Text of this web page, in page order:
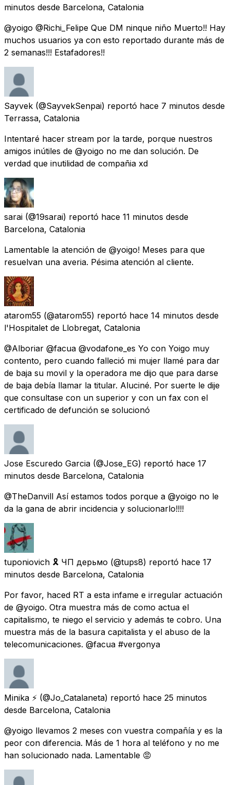
minutos desde Barcelona, Catalonia
@yoigo @Richi_Felipe Que DM ninque niño Muerto!! Hay
muchos usuarios ya con esto reportado durante más de
2 semanas!!! Estafadores!!
Sayvek (@SayvekSenpai) reportó hace 7 minutos desde
Terrassa, Catalonia
Intentaré hacer stream por la tarde, porque nuestros
amigos inútiles de @yoigo no me dan solución. De
verdad que inutilidad de compañia xd
sarai (@19sarai) reportó hace 11 minutos desde
Barcelona, Catalonia
Lamentable la atención de @yoigo! Meses para que
resuelvan una averia. Pésima atención al cliente.
atarom55 (@atarom55) reportó hace 14 minutos desde
l'Hospitalet de Llobregat, Catalonia
@Alboriar @facua @vodafone_es Yo con Yoigo muy
contento, pero cuando falleció mi mujer llamé para dar
de baja su movil y la operadora me dijo que para darse
de baja debía llamar la titular. Aluciné. Por suerte le dije
que consultase con un superior y con un fax con el
certificado de defunción se solucionó
Jose Escuredo Garcia (@Jose_EG) reportó hace 17
minutos desde Barcelona, Catalonia
@TheDanvill Así estamos todos porque a @yoigo no le
da la gana de abrir incidencia y solucionarlo!!!!
tuponiovich 🎗 ЧП дерьмо (@tups8) reportó hace 17
minutos desde Barcelona, Catalonia
Por favor, haced RT a esta infame e irregular actuación
de @yoigo. Otra muestra más de como actua el
capitalismo, te niego el servicio y además te cobro. Una
muestra más de la basura capitalista y el abuso de la
telecomunicaciones. @facua #vergonya
Minika ⚡ (@Jo_Catalaneta) reportó hace 25 minutos
desde Barcelona, Catalonia
@yoigo llevamos 2 meses con vuestra compañía y es la
peor con diferencia. Más de 1 hora al teléfono y no me
han solucionado nada. Lamentable 😡